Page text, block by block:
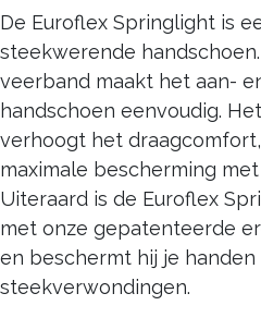
De Euroflex Springlight is
steekwerende
veerband maakt het aan-
handschoen eenvoudig.
verhoogt het
maximale bescherming
Uiteraard is de Euroflex
met onze gepatenteerde
en beschermt hij je
steekverwondingen.